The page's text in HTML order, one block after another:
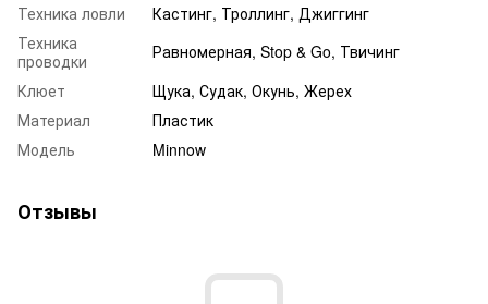
Техника ловли
Кастинг, Троллинг, Джиггинг
Техника
проводки
Равномерная, Stop & Go, Твичинг
Клюет
Щука, Судак, Окунь, Жерех
Материал
Пластик
Модель
Minnow
Отзывы